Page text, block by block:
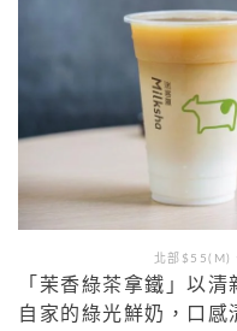
北部$55(M)
「茉香綠茶拿鐵」以
自家的綠光鮮奶，口感